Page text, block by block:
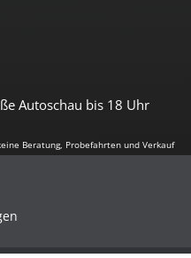
Autoschau bis 18 Uhr
Beratung, Probefahrten und Verkauf